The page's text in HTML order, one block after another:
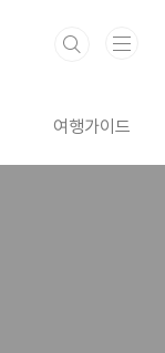
여행가이드